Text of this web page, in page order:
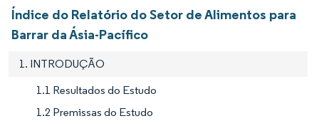
Índice do Relatório do Setor de Alimentos para
Barrar da Ásia-Pacífico
1. INTRODUÇÃO
1.1 Resultados do Estudo
1.2 Premissas do Estudo